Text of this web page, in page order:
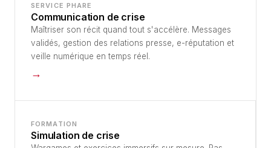
SERVICE PHARE
Communication de crise
Maîtriser son récit quand tout s'accélère. Messages
validés, gestion des relations presse, e-réputation et
veille numérique en temps réel.
→
FORMATION
Simulation de crise